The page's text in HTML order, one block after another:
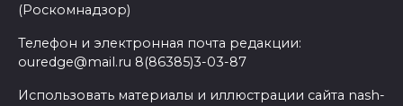
(Роскомнадзор)
Телефон и электронная почта редакции:
ouredge@mail.ru 8(86385)3-03-87
Использовать материалы и иллюстрации сайта nash-